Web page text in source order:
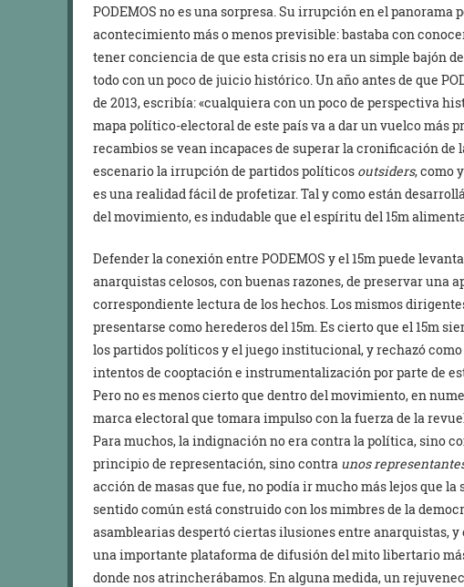
PODEMOS no es una sorpresa. Su irrupción en el panorama
acontecimiento más o menos previsible: bastaba con
tener conciencia de que esta crisis no era un simple bajón
todo con un poco de juicio histórico. Un año antes de que
de 2013, escribía: «cualquiera con un poco de perspectiva
mapa político-electoral de este país va a dar un vuelco más
recambios se vean incapaces de superar la cronificación de
escenario la irrupción de partidos políticos outsiders, como
es una realidad fácil de profetizar. Tal y como están
del movimiento, es indudable que el espíritu del 15m
Defender la conexión entre PODEMOS y el 15m puede
anarquistas celosos, con buenas razones, de preservar una
correspondiente lectura de los hechos. Los mismos
presentarse como herederos del 15m. Es cierto que el 15m
los partidos políticos y el juego institucional, y rechazó
intentos de cooptación e instrumentalización por parte de
Pero no es menos cierto que dentro del movimiento, en
marca electoral que tomara impulso con la fuerza de la
Para muchos, la indignación no era contra la política, sino
principio de representación, sino contra unos
acción de masas que fue, no podía ir mucho más lejos que la
sentido común está construido con los mimbres de la
asamblearias despertó ciertas ilusiones entre anarquistas, y
una importante plataforma de difusión del mito libertario
donde nos atrincherábamos. En alguna medida, un